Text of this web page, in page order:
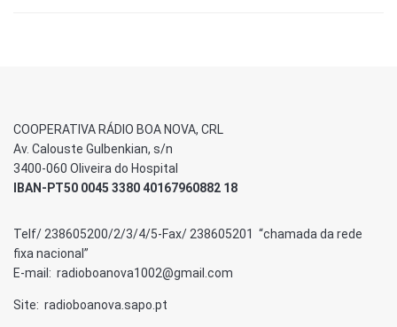
COOPERATIVA RÁDIO BOA NOVA, CRL
Av. Calouste Gulbenkian, s/n
3400-060 Oliveira do Hospital
IBAN-PT50 0045 3380 40167960882 18
Telf/ 238605200/2/3/4/5-Fax/ 238605201 “chamada da rede
fixa nacional”
E-mail: radioboanova1002@gmail.com
Site: radioboanova.sapo.pt